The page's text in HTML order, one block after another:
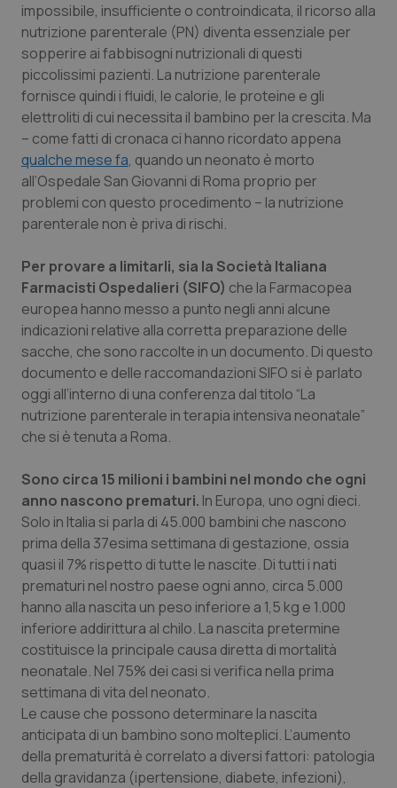
Campania
Emilia-Romagna
Friuli Venezia Giulia
Lazio
Liguria
Marche
Molise
Piemonte
Provincia Autonoma di Bolzano
Provincia Autonoma di Trento
Puglia
Sardegna
Sicilia
Toscana
Umbria
Valle D’Aosta
Car-T
Colesterolo & coronaropatie
Dermatite Atopica
Diabete & glucometri
Disturbi dell’umore
Donna & Salute
Epatiti
HIV
Infezioni & Febbre
Ipertensione & Scompenso
Malattie rare
Malattia di Crohn & Rettocolite Ulcerosa
Neuroscienze & patologie neurodegenerative
Obesità
Oftalmologia
Oncodermatologia
impossibile, insufficiente o controindicata, il ricorso alla
nutrizione parenterale (PN) diventa essenziale per
sopperire ai fabbisogni nutrizionali di questi
piccolissimi pazienti. La nutrizione parenterale
fornisce quindi i fluidi, le calorie, le proteine e gli
elettroliti di cui necessita il bambino per la crescita. Ma
– come fatti di cronaca ci hanno ricordato appena
qualche mese fa, quando un neonato è morto
all’Ospedale San Giovanni di Roma proprio per
problemi con questo procedimento – la nutrizione
parenterale non è priva di rischi.
Per provare a limitarli, sia la Società Italiana
Farmacisti Ospedalieri (SIFO) che la Farmacopea
europea hanno messo a punto negli anni alcune
indicazioni relative alla corretta preparazione delle
sacche, che sono raccolte in un documento. Di questo
documento e delle raccomandazioni SIFO si è parlato
oggi all’interno di una conferenza dal titolo “La
nutrizione parenterale in terapia intensiva neonatale”
che si è tenuta a Roma.
Sono circa 15 milioni i bambini nel mondo che ogni
anno nascono prematuri. In Europa, uno ogni dieci.
Solo in Italia si parla di 45.000 bambini che nascono
prima della 37esima settimana di gestazione, ossia
quasi il 7% rispetto di tutte le nascite. Di tutti i nati
prematuri nel nostro paese ogni anno, circa 5.000
hanno alla nascita un peso inferiore a 1,5 kg e 1.000
inferiore addirittura al chilo. La nascita pretermine
costituisce la principale causa diretta di mortalità
neonatale. Nel 75% dei casi si verifica nella prima
settimana di vita del neonato.
Le cause che possono determinare la nascita
anticipata di un bambino sono molteplici. L’aumento
della prematurità è correlato a diversi fattori: patologia
della gravidanza (ipertensione, diabete, infezioni),